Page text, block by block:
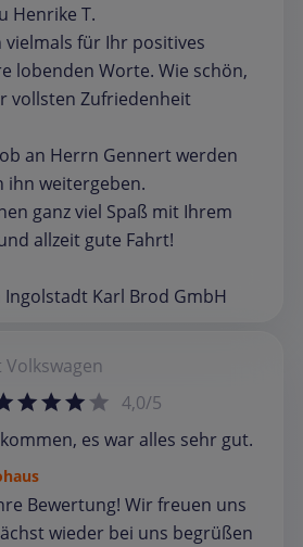
Henrike T.
für Ihr positives
lobenden Worte. Wie schön,
vollsten Zufriedenheit
an Herrn Gennert werden
ihn weitergeben.
ganz viel Spaß mit Ihrem
allzeit gute Fahrt!
Karl Brod GmbH
Volkswagen
4,0/5
es war alles sehr gut.
Bewertung! Wir freuen uns
wieder bei uns begrüßen